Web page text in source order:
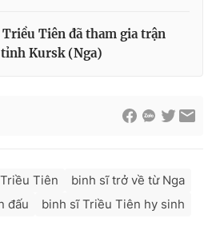
Tiên đã tham gia trận
Kursk (Nga)
Tiên
binh sĩ trở về từ Nga
đấu
binh sĩ Triều Tiên hy sinh